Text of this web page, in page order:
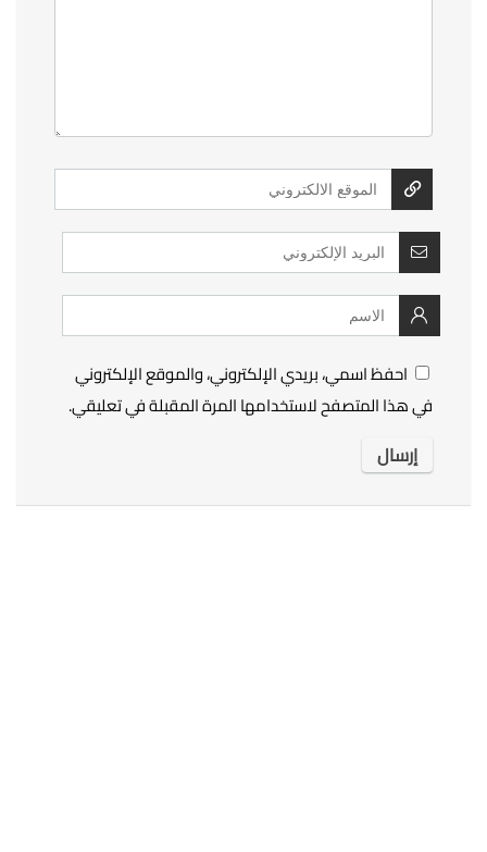
احفظ اسمي، بريدي الإلكتروني، والموقع الإلكتروني
في هذا المتصفح لاستخدامها المرة المقبلة في تعليقي.